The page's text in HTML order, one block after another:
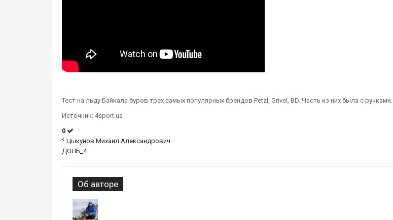
Тест на льду Байкала буров трех самых популярных брендов Petzl, Grivel, BD. Часть из них была с ручками.
Источник: 4sport.ua
0
Цыкунов Михаил Александрович
ДОЛБ_4
Об авторе